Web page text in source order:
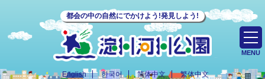
都会の中の自然にでかけよう!発見しよう!
English 한국어 简体中文 繁体中文
MENU